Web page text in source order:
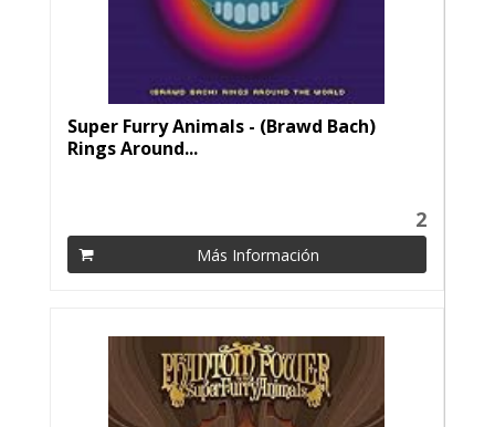
Super Furry Animals - (Brawd Bach)
Rings Around...
2
Más Información